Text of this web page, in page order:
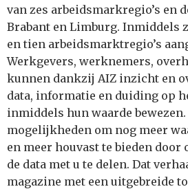
van zes arbeidsmarkregio’s en
Brabant en Limburg. Inmiddels
en tien arbeidsmarktregio’s
Werkgevers, werknemers,
kunnen dankzij AIZ inzicht en
data, informatie en duiding op
inmiddels hun waarde
mogelijkheden om nog meer
en meer houvast te bieden door
de data met u te delen. Dat
magazine met een uitgebreide